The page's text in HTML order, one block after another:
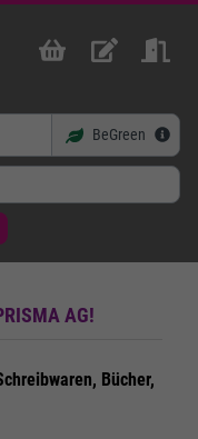
BeGreen
AG!
Bücher,